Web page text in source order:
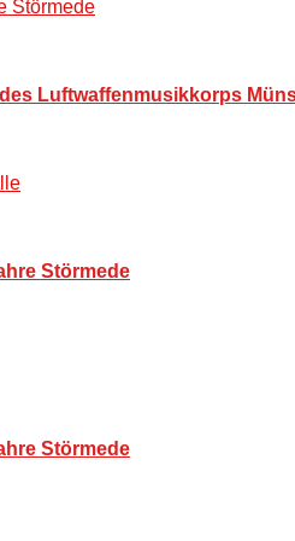
Störmede
Luftwaffenmusikkorps
Störmede
Störmede